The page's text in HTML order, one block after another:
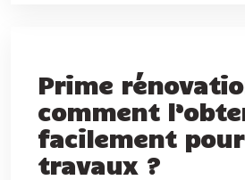
Prime
comment
facilement
travaux ?